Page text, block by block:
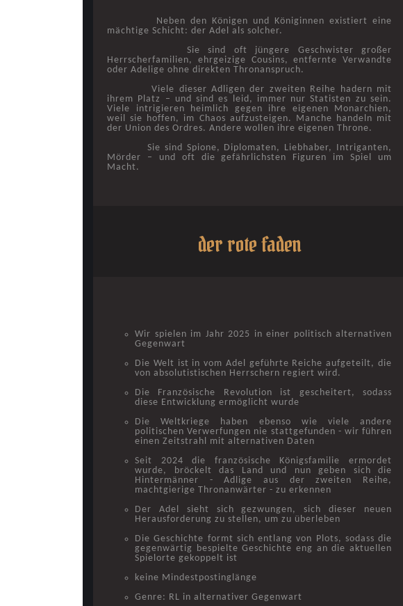
Neben den Königen und Königinnen existiert eine
mächtige Schicht: der Adel als solcher.
Sie sind oft jüngere Geschwister großer
Herrscherfamilien, ehrgeizige Cousins, entfernte Verwandte
oder Adelige ohne direkten Thronanspruch.
Viele dieser Adligen der zweiten Reihe hadern mit
ihrem Platz – und sind es leid, immer nur Statisten zu sein.
Viele intrigieren heimlich gegen ihre eigenen Monarchien,
weil sie hoffen, im Chaos aufzusteigen. Manche handeln mit
der Union des Ordres. Andere wollen ihre eigenen Throne.
Sie sind Spione, Diplomaten, Liebhaber, Intriganten,
Mörder – und oft die gefährlichsten Figuren im Spiel um
Macht.
der rote faden
Wir spielen im Jahr 2025 in einer politisch alternativen
Gegenwart
Die Welt ist in vom Adel geführte Reiche aufgeteilt, die
von absolutistischen Herrschern regiert wird.
Die Französische Revolution ist gescheitert, sodass
diese Entwicklung ermöglicht wurde
Die Weltkriege haben ebenso wie viele andere
politischen Verwerfungen nie stattgefunden - wir führen
einen Zeitstrahl mit alternativen Daten
Seit 2024 die französische Königsfamilie ermordet
wurde, bröckelt das Land und nun geben sich die
Hintermänner - Adlige aus der zweiten Reihe,
machtgierige Thronanwärter - zu erkennen
Der Adel sieht sich gezwungen, sich dieser neuen
Herausforderung zu stellen, um zu überleben
Die Geschichte formt sich entlang von Plots, sodass die
gegenwärtig bespielte Geschichte eng an die aktuellen
Spielorte gekoppelt ist
keine Mindestpostinglänge
Genre: RL in alternativer Gegenwart